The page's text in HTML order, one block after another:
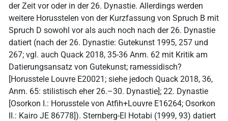
der Zeit vor oder in der 26. Dynastie. Allerdings werden
weitere Horusstelen von der Kurzfassung von Spruch B mit
Spruch D sowohl vor als auch noch nach der 26. Dynastie
datiert (nach der 26. Dynastie: Gutekunst 1995, 257 und
267; vgl. auch Quack 2018, 35-36 Anm. 62 mit Kritik am
Datierungsansatz von Gutekunst; ramessidisch?
[Horusstele Louvre E20021; siehe jedoch Quack 2018, 36,
Anm. 65: stilistisch eher 26.–30. Dynastie]; 22. Dynastie
[Osorkon I.: Horusstele von Atfih+Louvre E16264; Osorkon
II.: Kairo JE 86778]). Sternberg-El Hotabi (1999, 93) datiert